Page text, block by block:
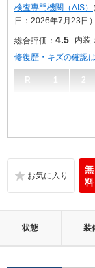
検査専門機関（AIS）
日：2026年7月23日）
総合評価： 4.5 内装：
修復歴・キズの確認
R 1 2
内外装に目立たな
目立たない軽微な
外装：
キズ、ヘコミなど
無
料
状態 装